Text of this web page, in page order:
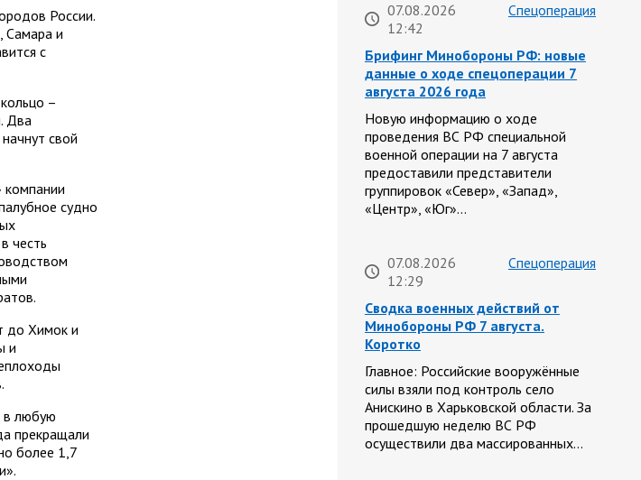
России.
Самара и
с
–
Два
свой
компании
судно
честь
до Химок и
и
в любую
прекращали
более 1,7
07.08.2026
12:42
Спецоперация
Брифинг Минобороны РФ: новые
данные о ходе спецоперации 7
августа 2026 года
Новую информацию о ходе
проведения ВС РФ специальной
военной операции на 7 августа
предоставили представители
группировок «Север», «Запад»,
«Центр», «Юг»…
07.08.2026
12:29
Спецоперация
Сводка военных действий от
Минобороны РФ 7 августа.
Коротко
Главное: Российские вооружённые
силы взяли под контроль село
Анискино в Харьковской области. За
прошедшую неделю ВС РФ
осуществили два массированных…